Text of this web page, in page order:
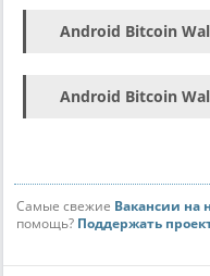
Android Bitcoin
Android Bitcoin
Самые свежие Вакансии на
помощь? Поддержать